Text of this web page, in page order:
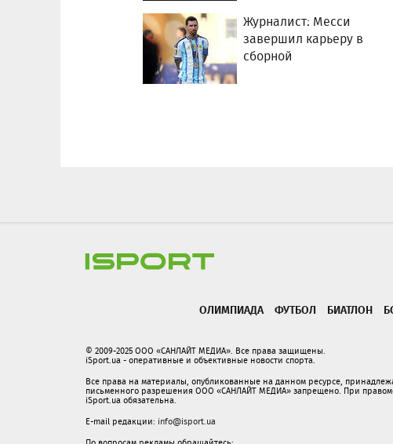
Журналист: Месси
завершил карьеру в
сборной
ОЛИМПИАДА ФУТБОЛ БИАТЛОН
© 2009-2025 ООО «САНЛАЙТ МЕДИА». Все права защищены.
iSport.ua - оперативные и объективные новости спорта.
Все права на материалы, опубликованные на данном ресурсе,
письменного разрешения ООО «САНЛАЙТ МЕДИА» запрещено. При
iSport.ua обязательна.
E-mail редакции: info@isport.ua